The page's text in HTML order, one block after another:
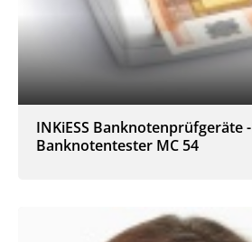
INKiESS Banknotenprüfgeräte -
Banknotentester MC 54